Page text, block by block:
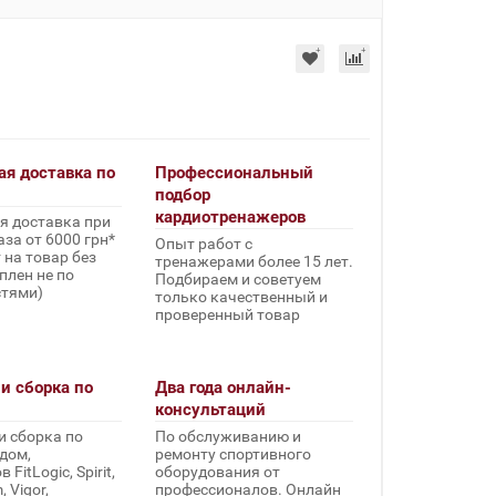
доставка по
доставка при
от 6000 грн*
на товар без
не по
Профессиональный
подбор
кардиотренажеров
Опыт работ с
тренажерами более 15 лет.
Подбираем и советуем
только качественный и
проверенный товар
сборка по
сборка по
FitLogic, Spirit,
Vigor,
Два года онлайн-
консультаций
По обслуживанию и
ремонту спортивного
оборудования от
профессионалов. Онлайн